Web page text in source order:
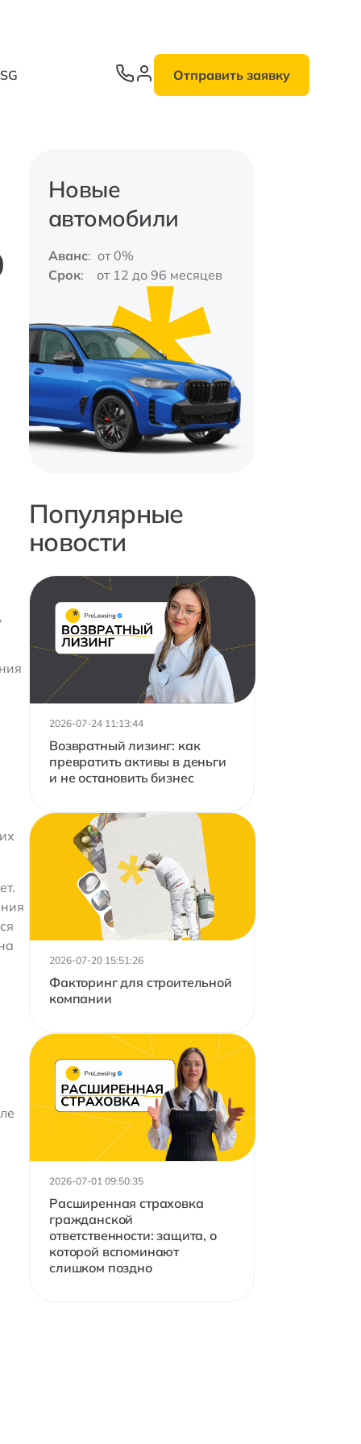
Отправить заявку
Новые
автомобили
Аванс: от 0%
Срок: от 12 до 96 месяцев
Популярные
новости
2026-07-24 11:13:44
Возвратный лизинг: как
превратить активы в деньги
и не остановить бизнес
2026-07-20 15:51:26
Факторинг для строительной
компании
2026-07-01 09:50:35
Расширенная страховка
гражданской
ответственности: защита, о
которой вспоминают
слишком поздно